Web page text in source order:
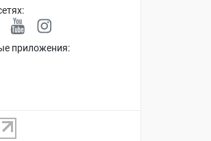
приложения: